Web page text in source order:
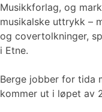
Musikkforlag, og
musikalske uttrykk –
og covertolkninger,
i Etne.
Berge jobber for tida
kommer ut i løpet av